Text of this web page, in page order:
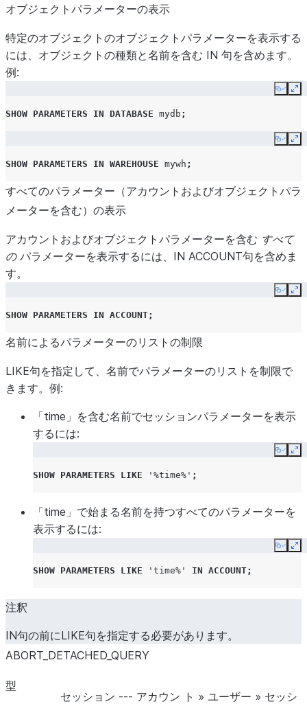
SSO_LOGIN_PAGE
USE_WORKSPACES_FOR_SQL
DEFAULT_DDL_COLLATION
DEFAULT_NOTEBOOK_COMPUTE_POOL_GPU
DEFAULT_STREAMLIT_COMPUTE_POOL
DEFAULT_STREAMLIT_NOTEBOOK_WAREHOUSE
ENABLE_DATA_COMPACTION
オブジェクトパラメーターの表示
特定のオブジェクトのオブジェクトパラメーターを表示する
には、オブジェクトの種類と名前を含む IN 句を含めます。
例:
Copy
SHOW PARAMETERS IN DATABASE mydb ;
Copy
SHOW PARAMETERS IN WAREHOUSE mywh ;
すべてのパラメーター（アカウントおよびオブジェクトパラ
メーターを含む）の表示
アカウントおよびオブジェクトパラメーターを含む すべて
のパラメーターを表示するには、IN ACCOUNT句を含めま
す。
Copy
SHOW PARAMETERS IN ACCOUNT;
名前によるパラメーターのリストの制限
LIKE句を指定して、名前でパラメーターのリストを制限で
きます。例:
「time」を含む名前でセッションパラメーターを表示
するには:
Copy
SHOW PARAMETERS LIKE '%time%' ;
「time」で始まる名前を持つすべてのパラメーターを
表示するには:
Copy
SHOW PARAMETERS LIKE 'time%' IN ACCOUNT;
注釈
IN句の前にLIKE句を指定する必要があります。
ABORT_DETACHED_QUERY
型
セッション --- アカウン ト » ユーザー » セッシ